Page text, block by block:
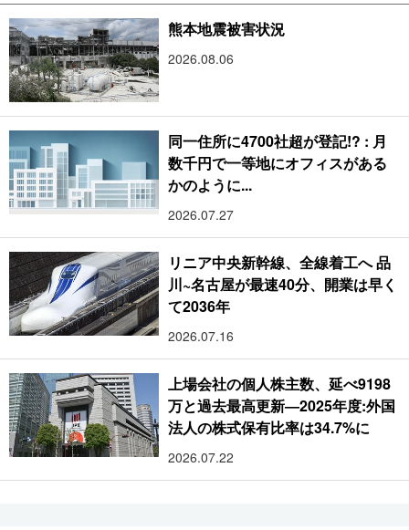
熊本地震被害状況
2026.08.06
同一住所に4700社超が登記!? : 月
数千円で一等地にオフィスがある
かのように...
2026.07.27
リニア中央新幹線、全線着工へ 品
川~名古屋が最速40分、開業は早く
て2036年
2026.07.16
上場会社の個人株主数、延べ9198
万と過去最高更新―2025年度:外国
法人の株式保有比率は34.7%に
2026.07.22